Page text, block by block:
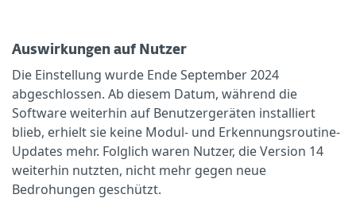
Auswirkungen auf Nutzer
Die Einstellung wurde Ende September 2024
abgeschlossen. Ab diesem Datum, während die
Software weiterhin auf Benutzergeräten installiert
blieb, erhielt sie keine Modul- und Erkennungsroutine-
Updates mehr. Folglich waren Nutzer, die Version 14
weiterhin nutzten, nicht mehr gegen neue
Bedrohungen geschützt.